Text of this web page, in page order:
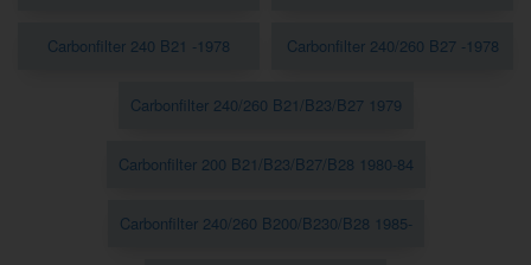
Carbonfilter 240 B21 -1978 Carbonfilter 240/260 B27 -1978
Carbonfilter 240/260 B21/B23/B27 1979
Carbonfilter 200 B21/B23/B27/B28 1980-84
Carbonfilter 240/260 B200/B230/B28 1985-